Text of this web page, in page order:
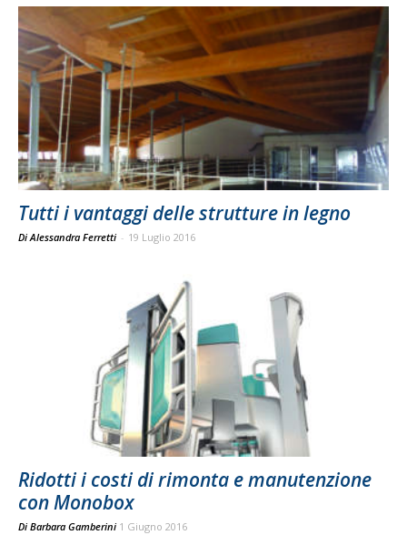
Tutti i vantaggi delle strutture in legno
Di Alessandra Ferretti - 19 Luglio 2016
Ridotti i costi di rimonta e manutenzione
con Monobox
Di Barbara Gamberini 1 Giugno 2016